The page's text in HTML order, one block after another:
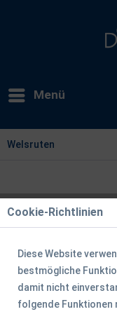
Menü
Welsruten
Cookie-Richtlinien
Diese Website
bestmögliche
damit nicht
folgende Funktionen